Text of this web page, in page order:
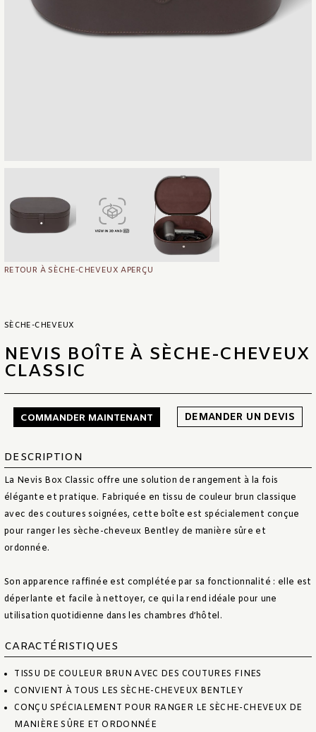
RETOUR À SÈCHE-CHEVEUX APERÇU
SÈCHE-CHEVEUX
NEVIS BOÎTE À SÈCHE-CHEVEUX
CLASSIC
COMMANDER MAINTENANT DEMANDER UN DEVIS
DESCRIPTION
La Nevis Box Classic offre une solution de rangement à la fois
élégante et pratique. Fabriquée en tissu de couleur brun classique
avec des coutures soignées, cette boîte est spécialement conçue
pour ranger les sèche-cheveux Bentley de manière sûre et
ordonnée.
Son apparence raffinée est complétée par sa fonctionnalité : elle est
déperlante et facile à nettoyer, ce qui la rend idéale pour une
utilisation quotidienne dans les chambres d’hôtel.
CARACTÉRISTIQUES
TISSU DE COULEUR BRUN AVEC DES COUTURES FINES
CONVIENT À TOUS LES SÈCHE-CHEVEUX BENTLEY
CONÇU SPÉCIALEMENT POUR RANGER LE SÈCHE-CHEVEUX DE
MANIÈRE SÛRE ET ORDONNÉE